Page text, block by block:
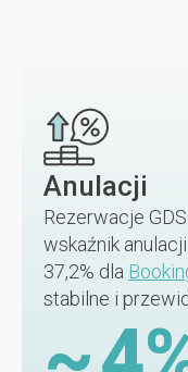
Anulacji
Rezerwacje
wskaźnik
37,2% dla
stabilne i